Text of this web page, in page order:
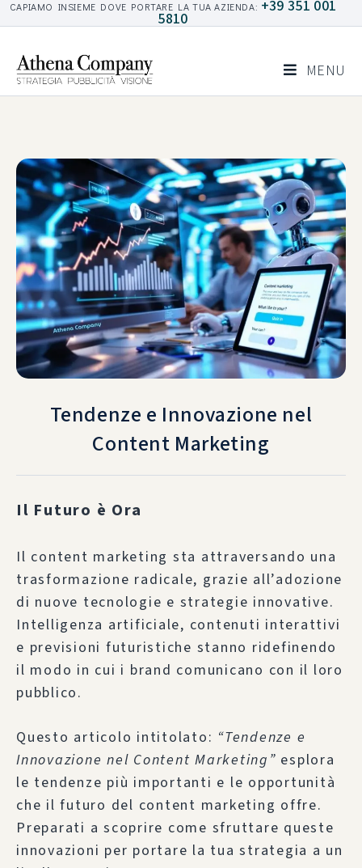
CAPIAMO INSIEME DOVE PORTARE LA TUA AZIENDA: +39 351 001
5810
MENU
Tendenze e Innovazione nel
Content Marketing
Il Futuro è Ora
Il content marketing sta attraversando una
trasformazione radicale, grazie all’adozione
di nuove tecnologie e strategie innovative.
Intelligenza artificiale, contenuti interattivi
e previsioni futuristiche stanno ridefinendo
il modo in cui i brand comunicano con il loro
pubblico.
Questo articolo intitolato: “Tendenze e
Innovazione nel Content Marketing” esplora
le tendenze più importanti e le opportunità
che il futuro del content marketing offre.
Preparati a scoprire come sfruttare queste
innovazioni per portare la tua strategia a un